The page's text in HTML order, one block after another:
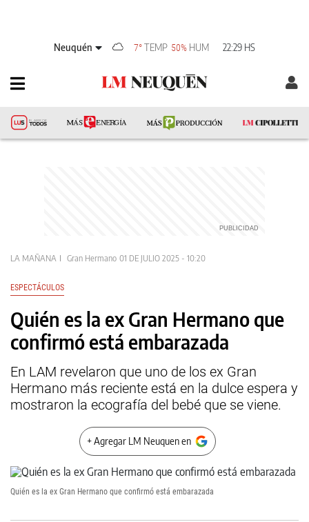
Neuquén 7°TEMP 50% HUM 22:29 HS
LA MAÑANA Gran Hermano 01 DE JULIO 2025 - 10:20
ESPECTÁCULOS
Quién es la ex Gran Hermano que
confirmó está embarazada
En LAM revelaron que uno de los ex Gran
Hermano más reciente está en la dulce espera y
mostraron la ecografía del bebé que se viene.
+ Agregar LM Neuquen en
Quién es la ex Gran Hermano que confirmó está embarazada